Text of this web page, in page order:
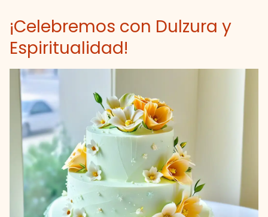
¡Celebremos con Dulzura y
Espiritualidad!